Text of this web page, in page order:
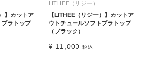
】カットア
ラトップ
LITHEE（リジー）
【LITHEE（リジー）】カットア
ウトチュールソフトブラトップ
（ブラック）
¥ 11,000 税込